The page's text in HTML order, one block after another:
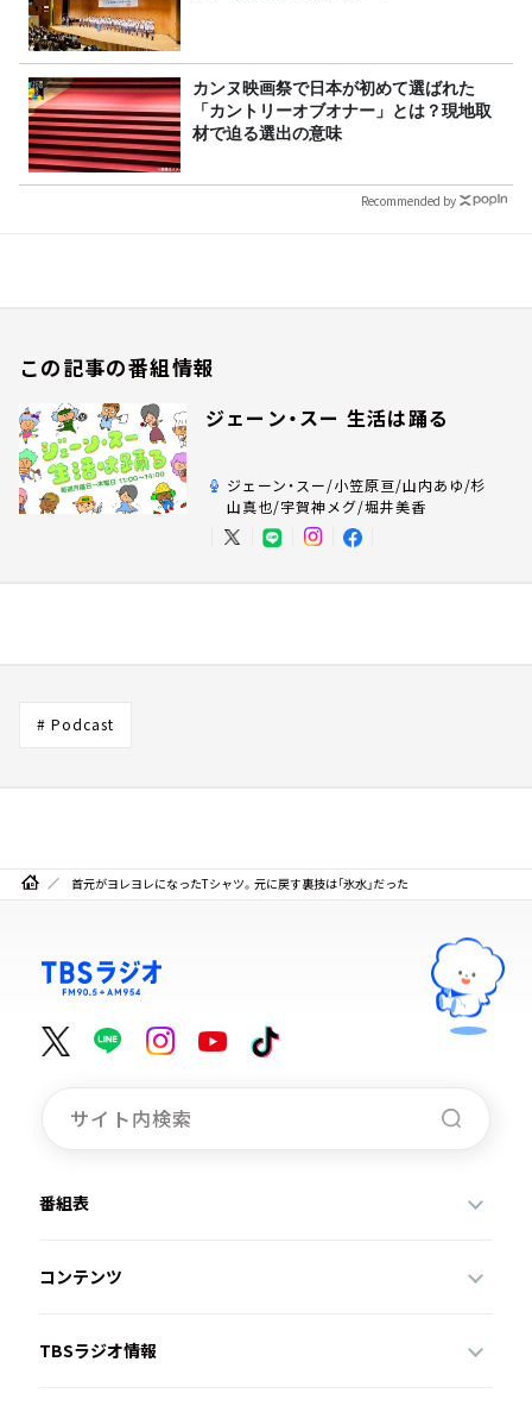
カンヌ映画祭で日本が初めて選ばれた
「カントリーオブオナー」とは？現地取
材で迫る選出の意味
Recommended by
この記事の番組情報
ジェーン・スー 生活は踊る
ジェーン・スー/小笠原亘/山内あゆ/杉
山真也/宇賀神メグ/堀井美香
# Podcast
首元がヨレヨレになったTシャツ。元に戻す裏技は「氷水」だった
番組表
コンテンツ
TBSラジオ情報